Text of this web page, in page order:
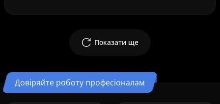
Показати ще
Довіряйте роботу професіоналам